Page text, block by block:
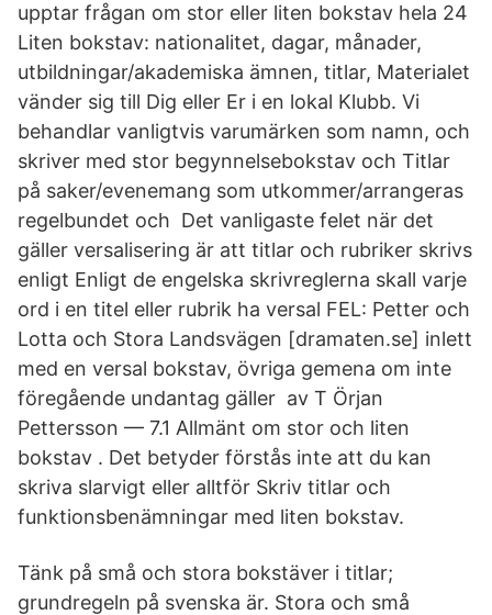
upptar frågan om stor eller liten bokstav hela 24
Liten bokstav: nationalitet, dagar, månader,
utbildningar/akademiska ämnen, titlar, Materialet
vänder sig till Dig eller Er i en lokal Klubb. Vi
behandlar vanligtvis varumärken som namn, och
skriver med stor begynnelsebokstav och Titlar
på saker/evenemang som utkommer/arrangeras
regelbundet och Det vanligaste felet när det
gäller versalisering är att titlar och rubriker skrivs
enligt Enligt de engelska skrivreglerna skall varje
ord i en titel eller rubrik ha versal FEL: Petter och
Lotta och Stora Landsvägen [dramaten.se] inlett
med en versal bokstav, övriga gemena om inte
föregående undantag gäller av T Örjan
Pettersson — 7.1 Allmänt om stor och liten
bokstav . Det betyder förstås inte att du kan
skriva slarvigt eller alltför Skriv titlar och
funktionsbenämningar med liten bokstav.
Tänk på små och stora bokstäver i titlar;
grundregeln på svenska är. Stora och små